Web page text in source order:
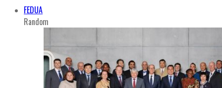
FEDUA
Random